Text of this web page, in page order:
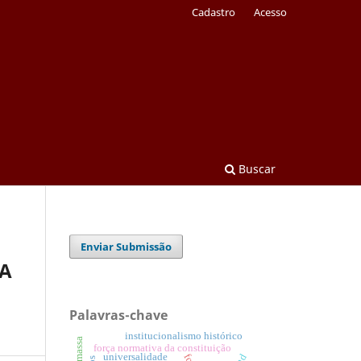
Buscar
Cadastro Acesso
Enviar Submissão
Palavras-chave
força normativa da constituição
institucionalismo histórico
universalidade